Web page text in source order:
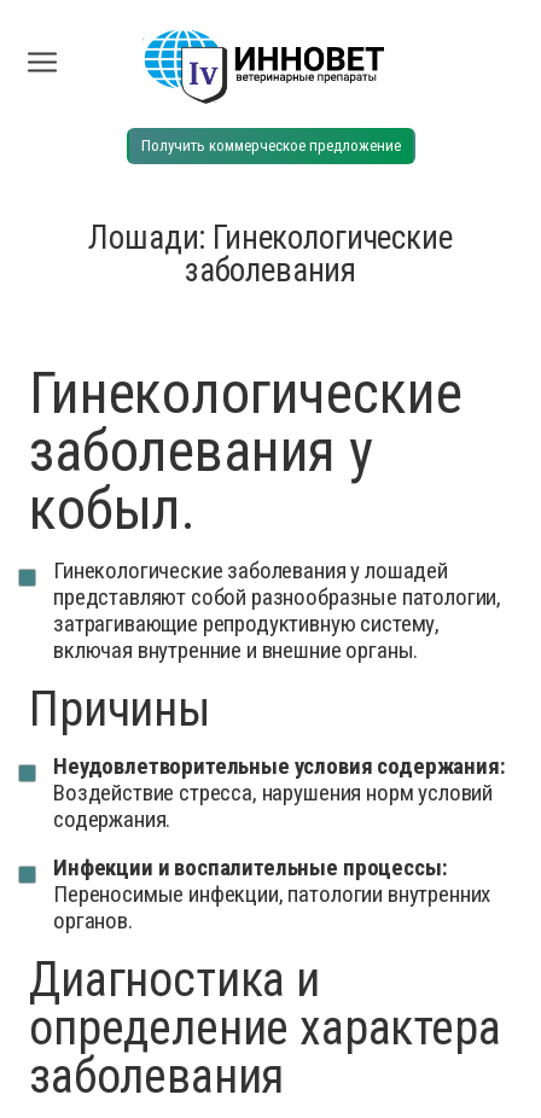
Получить коммерческое предложение
Лошади: Гинекологические
заболевания
Гинекологические
заболевания у
кобыл.
Гинекологические заболевания у лошадей
представляют собой разнообразные патологии,
затрагивающие репродуктивную систему,
включая внутренние и внешние органы.
Причины
Неудовлетворительные условия содержания:
Воздействие стресса, нарушения норм условий
содержания.
Инфекции и воспалительные процессы:
Переносимые инфекции, патологии внутренних
органов.
Диагностика и
определение характера
заболевания